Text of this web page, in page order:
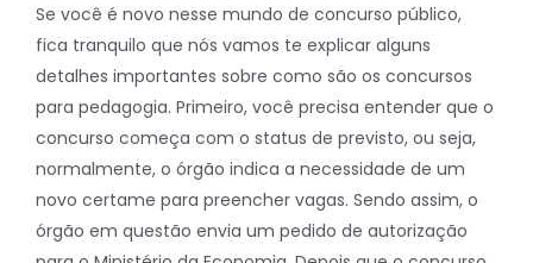
Se você é novo nesse mundo de concurso público,
fica tranquilo que nós vamos te explicar alguns
detalhes importantes sobre como são os concursos
para pedagogia. Primeiro, você precisa entender que o
concurso começa com o status de previsto, ou seja,
normalmente, o órgão indica a necessidade de um
novo certame para preencher vagas. Sendo assim, o
órgão em questão envia um pedido de autorização